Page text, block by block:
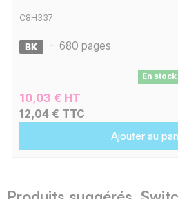
C8H337
- 680 pages
En
10,03 € HT
12,04 € TTC
Ajouter au